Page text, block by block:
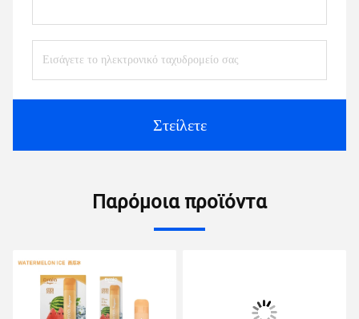
Στείλετε
Παρόμοια προϊόντα